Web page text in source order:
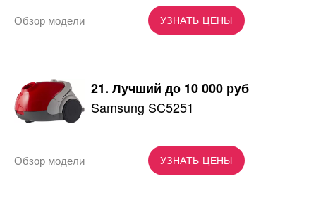
УЗНАТЬ ЦЕНЫ
Обзор модели
21. Лучший до 10 000 руб
Samsung SC5251
УЗНАТЬ ЦЕНЫ
Обзор модели